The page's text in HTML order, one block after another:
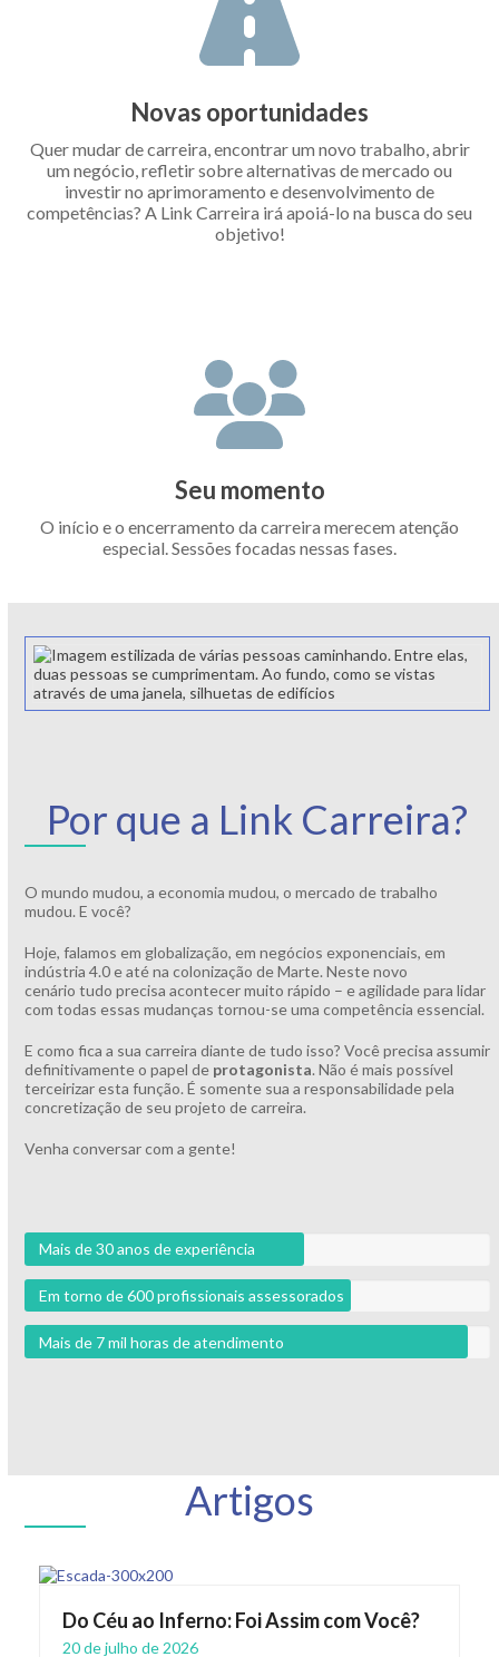
Novas oportunidades
Quer mudar de carreira, encontrar um novo trabalho, abrir
um negócio, refletir sobre alternativas de mercado ou
investir no aprimoramento e desenvolvimento de
competências? A Link Carreira irá apoiá-lo na busca do seu
objetivo!
Seu momento
O início e o encerramento da carreira merecem atenção
especial. Sessões focadas nessas fases.
Por que a Link Carreira?
O mundo mudou, a economia mudou, o mercado de trabalho
mudou. E você?
Hoje, falamos em globalização, em negócios exponenciais, em
indústria 4.0 e até na colonização de Marte. Neste novo
cenário tudo precisa acontecer muito rápido – e agilidade para lidar
com todas essas mudanças tornou-se uma competência essencial.
E como fica a sua carreira diante de tudo isso? Você precisa assumir
definitivamente o papel de protagonista. Não é mais possível
terceirizar esta função. É somente sua a responsabilidade pela
concretização de seu projeto de carreira.
Venha conversar com a gente!
Mais de 30 anos de experiência
Em torno de 600 profissionais assessorados
Mais de 7 mil horas de atendimento
Artigos
Do Céu ao Inferno: Foi Assim com Você?
20 de julho de 2026